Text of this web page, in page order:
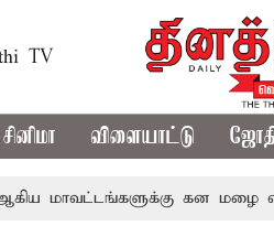
TV
சினிமா விளையாட்டு
கன மழை